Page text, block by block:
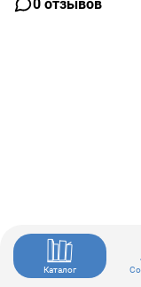
0 отзывов
Каталог